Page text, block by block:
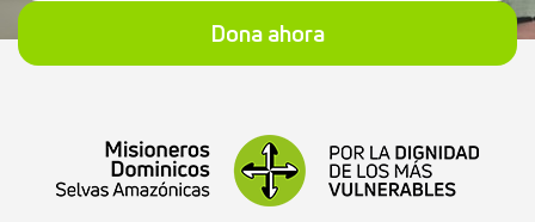
Dona ahora